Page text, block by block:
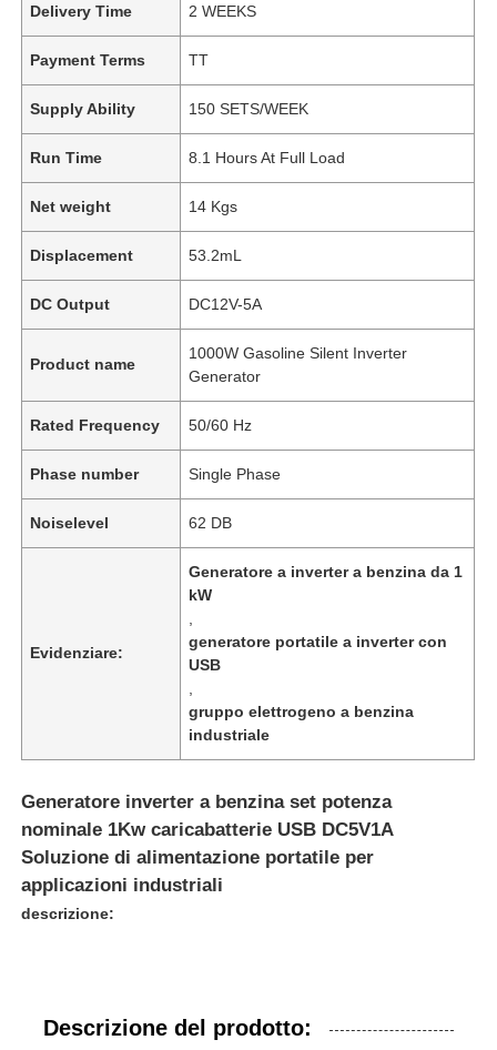
Delivery Time 2 WEEKS
Payment Terms TT
Supply Ability 150 SETS/WEEK
Run Time 8.1 Hours At Full Load
Net weight 14 Kgs
Displacement 53.2mL
DC Output DC12V-5A
Product name
1000W Gasoline Silent Inverter
Generator
Rated Frequency 50/60 Hz
Phase number Single Phase
Noiselevel 62 DB
Evidenziare:
Generatore a inverter a benzina da 1
kW
generatore portatile a inverter con
USB
gruppo elettrogeno a benzina
industriale
Generatore inverter a benzina set potenza
nominale 1Kw caricabatterie USB DC5V1A
Soluzione di alimentazione portatile per
applicazioni industriali
descrizione:
Descrizione del prodotto: